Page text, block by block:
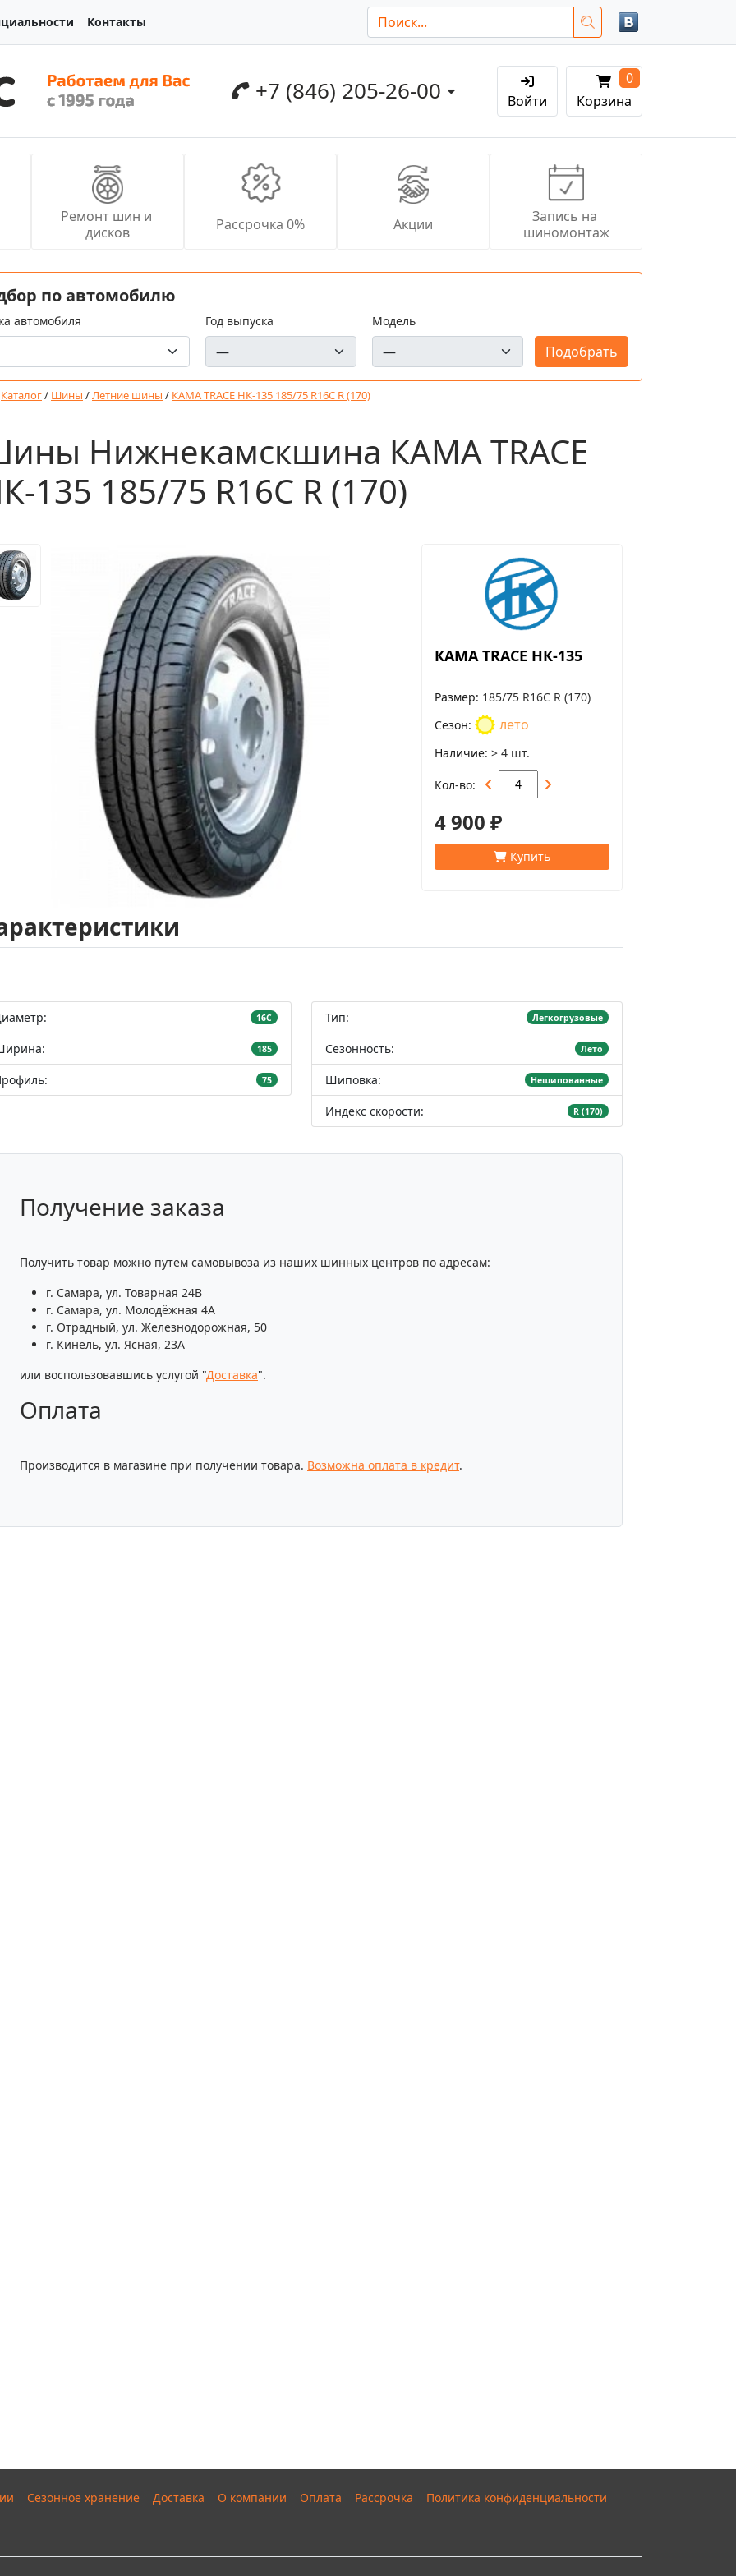
Контакты
+7 (846) 205-26-00 Войти Корзина
0
Ремонт шин и
дисков
Рассрочка 0% Акции
Запись на
шиномонтаж
по автомобилю
автомобиля Год выпуска Модель
Каталог/ Шины /Летние шины / КАМА TRACE НК-135 185/75 R16С R (170)
Нижнекамскшина КАМА TRACE
135 185/75 R16С R (170)
КАМА TRACE НК-135
Размер 185/75 R16С R (170)
Сезон
лето
Наличие > 4 шт.
Кол-во
4 900 ₽
Купить
16С
185
75
Тип: Легкогрузовые
Сезонность: Лето
Шиповка: Нешипованные
Индекс скорости: R (170)
Получение заказа
Получить товар можно путем самовывоза из наших шинных центров по адресам:
г. Самара, ул. Товарная 24В
г. Самара, ул. Молодёжная 4А
г. Отрадный, ул. Железнодорожная, 50
г. Кинель, ул. Ясная, 23А
или воспользовавшись услугой "Доставка".
Оплата
Производится в магазине при получении товара. Возможна оплата в кредит.
Сезонное хранение Доставка О компании Оплата Рассрочка Политика конфиденциальности